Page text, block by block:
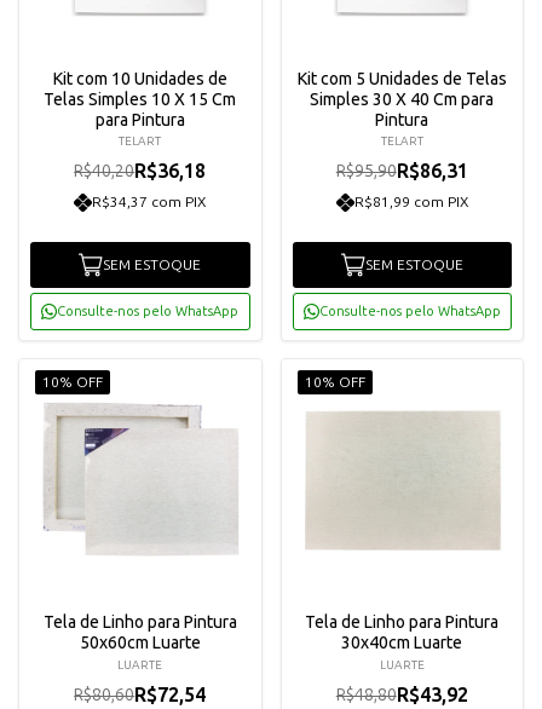
Kit com 10 Unidades de
Telas Simples 10 X 15 Cm
para Pintura
TELART
R$40,20R$36,18
R$34,37 com PIX
SEM ESTOQUE
Consulte-nos pelo WhatsApp
Kit com 5 Unidades de Telas
Simples 30 X 40 Cm para
Pintura
TELART
R$95,90R$86,31
R$81,99 com PIX
SEM ESTOQUE
Consulte-nos pelo WhatsApp
10% OFF
Tela de Linho para Pintura
50x60cm Luarte
LUARTE
R$80,60R$72,54
10% OFF
Tela de Linho para Pintura
30x40cm Luarte
LUARTE
R$48,80R$43,92